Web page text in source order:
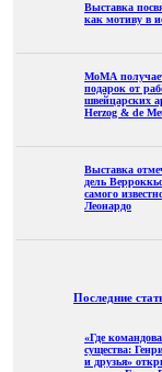
Выставка
как мотиву в
МоМА
подарок от
швейцарских
Herzog & de
Выставка
дель
самого
Леонардо
Последние
«Где
существа:
и друзья»